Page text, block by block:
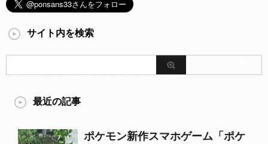
サイト内を検索
最近の記事
ポケモン新作スマホゲーム「ポケ